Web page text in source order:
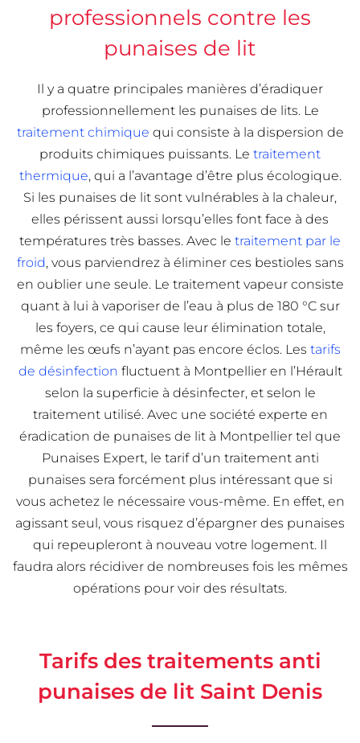
professionnels contre les
punaises de lit
Il y a quatre principales manières d’éradiquer
professionnellement les punaises de lits. Le
traitement chimique qui consiste à la dispersion de
produits chimiques puissants. Le traitement
thermique, qui a l’avantage d’être plus écologique.
Si les punaises de lit sont vulnérables à la chaleur,
elles périssent aussi lorsqu’elles font face à des
températures très basses. Avec le traitement par le
froid, vous parviendrez à éliminer ces bestioles sans
en oublier une seule. Le traitement vapeur consiste
quant à lui à vaporiser de l’eau à plus de 180 °C sur
les foyers, ce qui cause leur élimination totale,
même les œufs n’ayant pas encore éclos. Les tarifs
de désinfection fluctuent à Montpellier en l’Hérault
selon la superficie à désinfecter, et selon le
traitement utilisé. Avec une société experte en
éradication de punaises de lit à Montpellier tel que
Punaises Expert, le tarif d’un traitement anti
punaises sera forcément plus intéressant que si
vous achetez le nécessaire vous-même. En effet, en
agissant seul, vous risquez d’épargner des punaises
qui repeupleront à nouveau votre logement. Il
faudra alors récidiver de nombreuses fois les mêmes
opérations pour voir des résultats.
Tarifs des traitements anti
punaises de lit Saint Denis